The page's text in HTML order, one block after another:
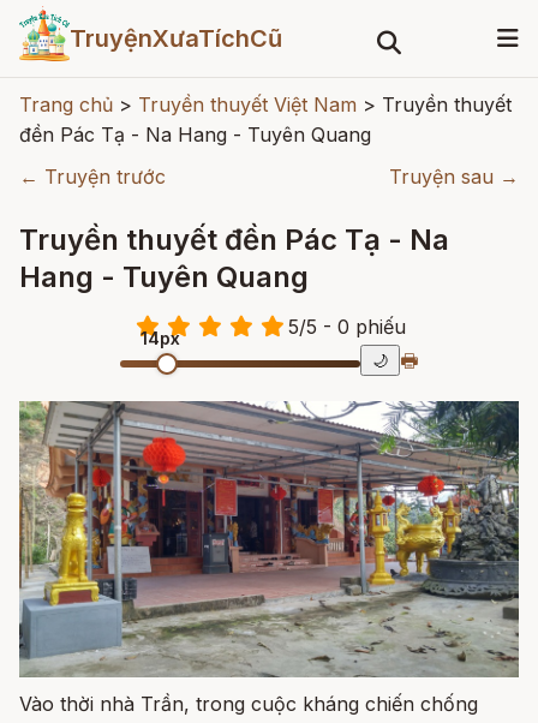
TruyệnXưaTíchCũ
Trang chủ > Truyền thuyết Việt Nam > Truyền thuyết
đền Pác Tạ - Na Hang - Tuyên Quang
← Truyện trước
Truyện sau →
Truyền thuyết đền Pác Tạ - Na
Hang - Tuyên Quang
5/5 - 0 phiếu
14px
🌙 🖶
Vào thời nhà Trần, trong cuộc kháng chiến chống